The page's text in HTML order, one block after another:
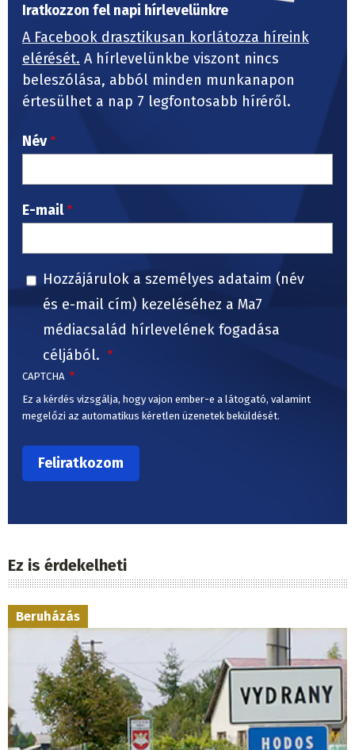
Iratkozzon fel napi hírlevelünkre
A Facebook drasztikusan korlátozza híreink
elérését. A hírlevelünkbe viszont nincs
beleszólása, abból minden munkanapon
értesülhet a nap 7 legfontosabb híréről.
Név
E-mail
Hozzájárulok a személyes adataim (név
és e-mail cím) kezeléséhez a Ma7
médiacsalád hírlevelének fogadása
céljából.
CAPTCHA
Ez a kérdés vizsgálja, hogy vajon ember-e a látogató, valamint
megelőzi az automatikus kéretlen üzenetek beküldését.
Ez is érdekelheti
Beruházás